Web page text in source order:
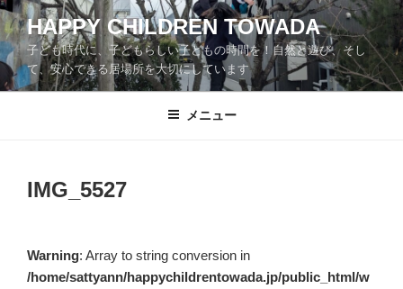
コ
ン
テ
ン
ツ
HAPPY CHILDREN TOWADA
子ども時代に、子どもらしい子どもの時間を！自然と遊び、そし
て、安心できる居場所を大切にしています
メニュー
IMG_5527
Warning: Array to string conversion in
/home/sattyann/happychildrentowada.jp/public_html/w